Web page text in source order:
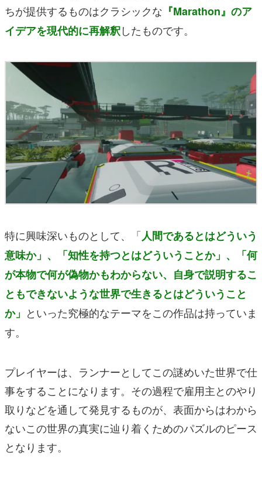
ちが提供するものはクラシックな 『Marathon』のア
イデアを現代的に再解釈したものです。
特に興味深いものとして、「人間であるとはどういう
意味か」、「知性を持つとはどういうことか」、「何
が本物で何が偽物かもわからない、自身で説明するこ
ともできないような世界で生きるとはどういうこと
か」 といった究極的なテーマをこの作品は持っていま
す。
プレイヤーは、ランナーとしてこの謎めいた世界で仕
事をすることになります。その過程で雇用主とのやり
取りなどを通して発見するものが、表面からはわから
ないこの世界の真実に辿り着くためのパズルのピース
となります。